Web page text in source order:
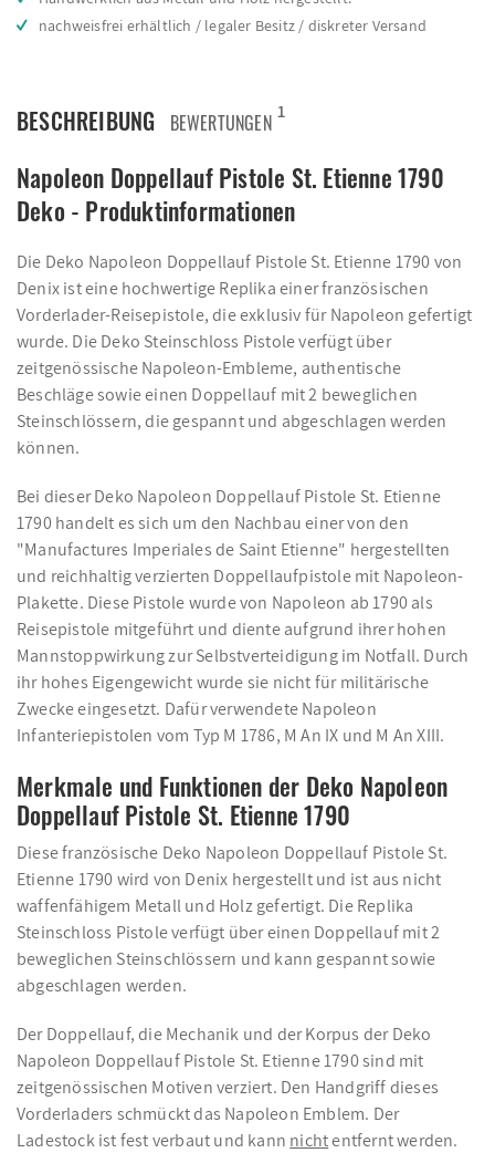
nachweisfrei erhältlich / legaler Besitz / diskreter Versand
BESCHREIBUNG BEWERTUNGEN 1
Napoleon Doppellauf Pistole St. Etienne 1790
Deko - Produktinformationen
Die Deko Napoleon Doppellauf Pistole St. Etienne 1790 von
Denix ist eine hochwertige Replika einer französischen
Vorderlader-Reisepistole, die exklusiv für Napoleon gefertigt
wurde. Die Deko Steinschloss Pistole verfügt über
zeitgenössische Napoleon-Embleme, authentische
Beschläge sowie einen Doppellauf mit 2 beweglichen
Steinschlössern, die gespannt und abgeschlagen werden
können.
Bei dieser Deko Napoleon Doppellauf Pistole St. Etienne
1790 handelt es sich um den Nachbau einer von den
"Manufactures Imperiales de Saint Etienne" hergestellten
und reichhaltig verzierten Doppellaufpistole mit Napoleon-
Plakette. Diese Pistole wurde von Napoleon ab 1790 als
Reisepistole mitgeführt und diente aufgrund ihrer hohen
Mannstoppwirkung zur Selbstverteidigung im Notfall. Durch
ihr hohes Eigengewicht wurde sie nicht für militärische
Zwecke eingesetzt. Dafür verwendete Napoleon
Infanteriepistolen vom Typ M 1786, M An IX und M An XIII.
Merkmale und Funktionen der Deko Napoleon
Doppellauf Pistole St. Etienne 1790
Diese französische Deko Napoleon Doppellauf Pistole St.
Etienne 1790 wird von Denix hergestellt und ist aus nicht
waffenfähigem Metall und Holz gefertigt. Die Replika
Steinschloss Pistole verfügt über einen Doppellauf mit 2
beweglichen Steinschlössern und kann gespannt sowie
abgeschlagen werden.
Der Doppellauf, die Mechanik und der Korpus der Deko
Napoleon Doppellauf Pistole St. Etienne 1790 sind mit
zeitgenössischen Motiven verziert. Den Handgriff dieses
Vorderladers schmückt das Napoleon Emblem. Der
Ladestock ist fest verbaut und kann nichtentfernt werden.